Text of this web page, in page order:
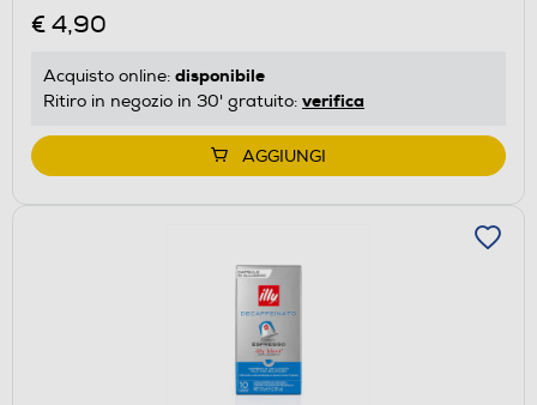
€ 4,90
Acquisto online: disponibile
Ritiro in negozio in 30' gratuito: verifica
AGGIUNGI